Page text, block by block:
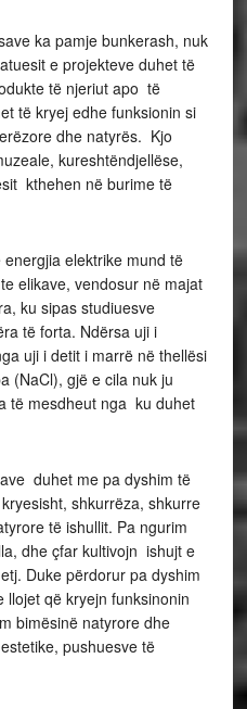
ka pamje bunkerash, nuk
e projekteve duhet të
të njeriut apo të
të kryej edhe funksionin si
dhe natyrës. Kjo
kureshtëndjellëse,
kthehen në burime të
elektrike mund të
elikave, vendosur në majat
ku sipas studiuesve
të forta. Ndërsa uji i
uji i detit i marrë në thellësi
(NaCl), gjë e cila nuk ju
të mesdheut nga ku duhet
duhet me pa dyshim të
shkurrëza, shkurre
të ishullit. Pa ngurim
dhe çfar kultivojn ishujt e
Duke përdorur pa dyshim
llojet që kryejn funksinonin
bimësinë natyrore dhe
pushuesve të